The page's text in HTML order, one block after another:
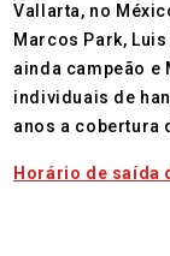
Vallarta, no
Marcos Park,
ainda campeão e
individuais de
anos a cobertura
Horário de saída